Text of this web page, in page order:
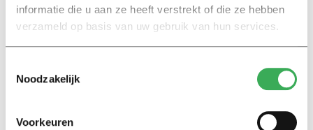
informatie die u aan ze heeft verstrekt of die ze hebben
verzameld op basis van uw gebruik van hun services.
Noodzakelijk
Voorkeuren
Naast de aankondiging van de start op 1 januari van de
zullen de verhuizingen volgen.” Ook het personeelsplan
geplaatst worden.” Verhagen wilde daarop weten